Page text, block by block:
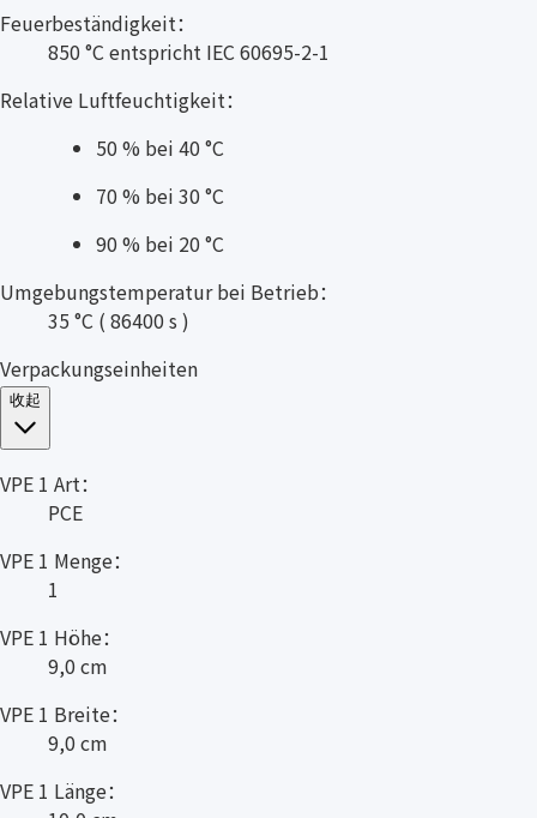
Feuerbeständigkeit：
850 °C entspricht IEC 60695-2-1
Relative Luftfeuchtigkeit：
50 % bei 40 °C
70 % bei 30 °C
90 % bei 20 °C
Umgebungstemperatur bei Betrieb：
35 °C ( 86400 s )
Verpackungseinheiten
收起
VPE 1 Art：
PCE
VPE 1 Menge：
1
VPE 1 Höhe：
9,0 cm
VPE 1 Breite：
9,0 cm
VPE 1 Länge：